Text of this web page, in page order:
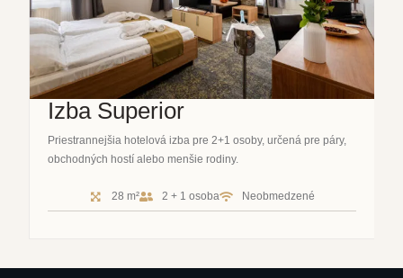
Izba Superior
Priestrannejšia hotelová izba pre 2+1 osoby, určená pre páry,
obchodných hostí alebo menšie rodiny.
28 m² 2 + 1 osoba Neobmedzené